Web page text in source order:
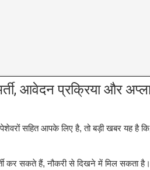
आवेदन प्रक्रिया और
सहित आपके लिए है, तो बड़ी खबर यह है
कर सकते हैं, नौकरी से दिखने में मिल सकता है।